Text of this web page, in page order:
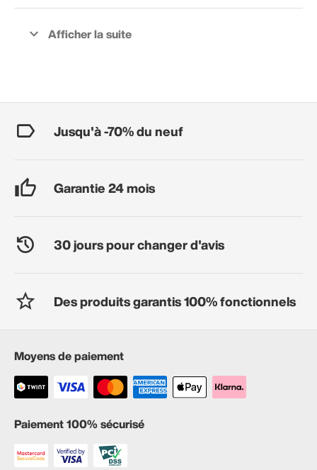
Jusqu'à -70% du neuf
Garantie 24 mois
30 jours pour changer d'avis
Des produits garantis 100% fonctionnels
Moyens de paiement
Paiement 100% sécurisé